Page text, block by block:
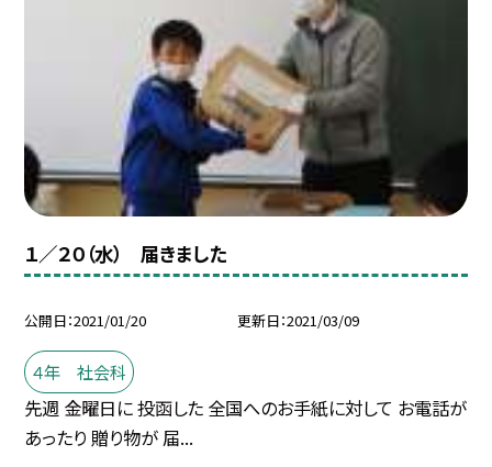
１／２０（水） 届きました
公開日 2021/01/20 更新日 2021/03/09
４年 社会科
先週 金曜日に 投函した 全国へのお手紙に対して お電話が
あったり 贈り物が 届...